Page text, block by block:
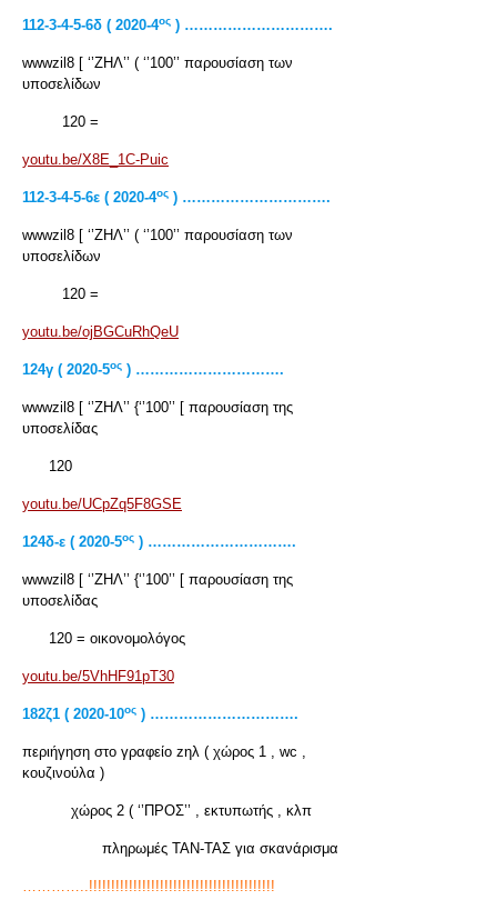
112-3-4-5-6δ ( 2020-4ος ) ………………………….
wwwzil8 [ ‘’ΖΗΛ’’ ( ‘’100’’ παρουσίαση των
υποσελίδων
120 =
youtu.be/X8E_1C-Puic
112-3-4-5-6ε ( 2020-4ος ) ………………………….
wwwzil8 [ ‘’ΖΗΛ’’ ( ‘’100’’ παρουσίαση των
υποσελίδων
120 =
youtu.be/ojBGCuRhQeU
124γ ( 2020-5ος ) ………………………….
wwwzil8 [ ‘’ΖΗΛ’’ {‘’100’’ [ παρουσίαση της
υποσελίδας
120
youtu.be/UCpZq5F8GSE
124δ-ε ( 2020-5ος ) ………………………….
wwwzil8 [ ‘’ΖΗΛ’’ {‘’100’’ [ παρουσίαση της
υποσελίδας
120 = οικονομολόγος
youtu.be/5VhHF91pT30
182ζ1 ( 2020-10ος ) ………………………….
περιήγηση στο γραφείο zηλ ( χώρος 1 , wc ,
κουζινούλα )
χώρος 2 ( ‘’ΠΡΟΣ’’ , εκτυπωτής , κλπ
πληρωμές ΤΑΝ-ΤΑΣ για σκανάρισμα
…………..!!!!!!!!!!!!!!!!!!!!!!!!!!!!!!!!!!!!!!!!!!